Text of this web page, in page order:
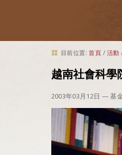
目前位置: 首頁 / 活動
越南社會科學
2003年03月12日 — 基